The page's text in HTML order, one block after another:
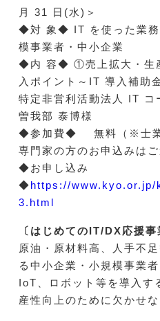
月 31 日(水)＞
◆対 象◆ IT を使った業務
模事業者・中小企業
◆内 容◆ ①売上拡大・生
入ポイント～IT 導入補助
特定非営利活動法人 IT コ
曽我部 泰博様
◆参加費◆ 無料（※士業
専門家の方のお申込みはご
◆お申し込み
◆https://www.kyo.or.jp/
3.html
〔はじめてのIT/DX応援事
原油・原材料高、人手不
る中小企業・小規模事業
IoT、ロボット等を導入す
産性向上のために欠かせ